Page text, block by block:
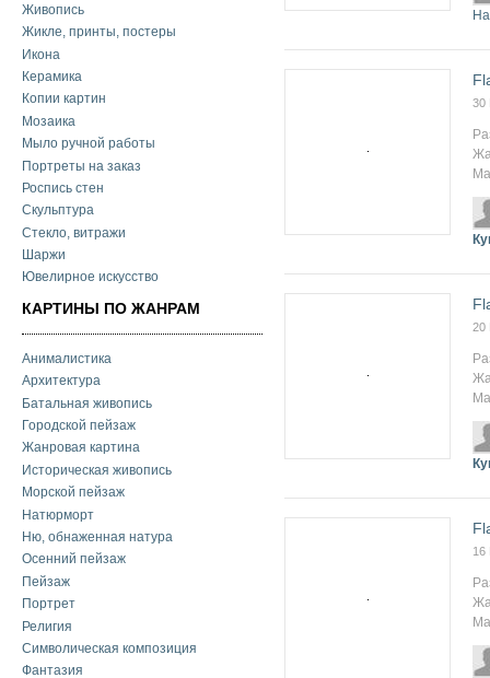
Живопись
Жикле, принты, постеры
Икона
Керамика
Копии картин
Мозаика
Мыло ручной работы
Портреты на заказ
Роспись стен
Скульптура
Стекло, витражи
Шаржи
Ювелирное искусство
КАРТИНЫ ПО ЖАНРАМ
Анималистика
Архитектура
Батальная живопись
Городской пейзаж
Жанровая картина
Историческая живопись
Морской пейзаж
Натюрморт
Ню, обнаженная натура
Осенний пейзаж
Пейзаж
Портрет
Религия
Символическая композиция
Фантазия
30
20